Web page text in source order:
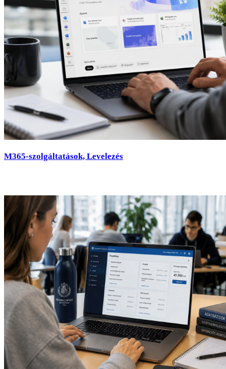
M365-szolgáltatások, Levelezés